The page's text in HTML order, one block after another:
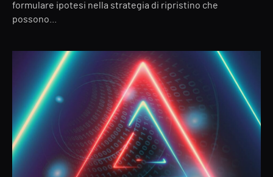
formulare ipotesi nella strategia di ripristino che
possono...